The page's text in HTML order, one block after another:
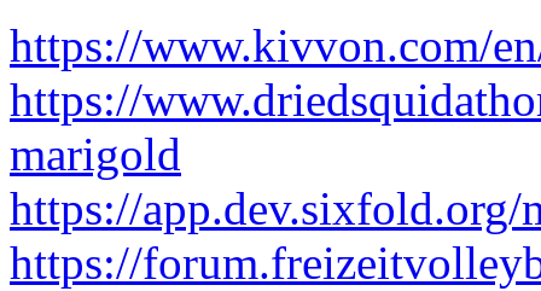
https://www.kivvon.com/
https://
marigold
https://app.dev.sixfold.org/
https://